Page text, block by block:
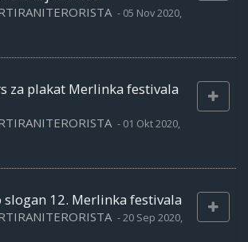
- 05 Nov 2020,
za plakat Merlinka festivala
- 01 Okt 2020,
slogan 12. Merlinka festivala
-20 Sep 2020,